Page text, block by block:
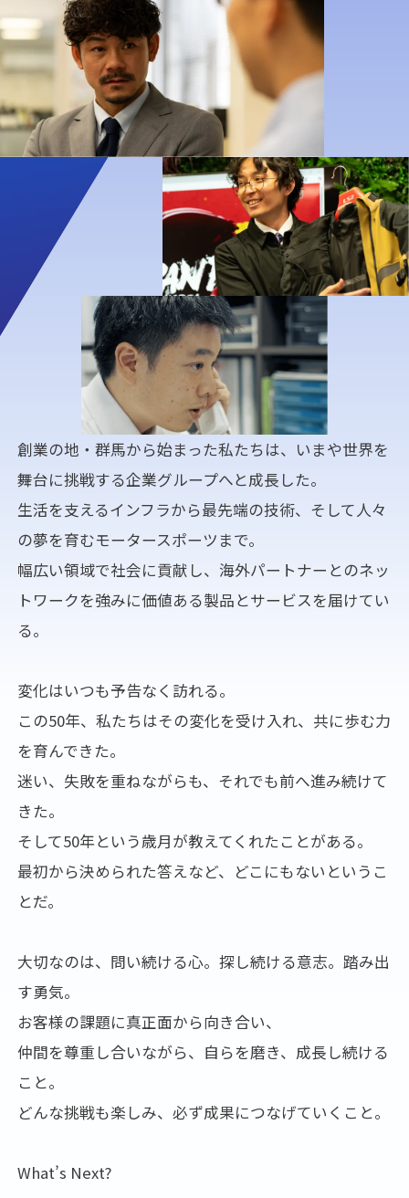
創業の地・群馬から始まった私たちは、 いまや世界を
舞台に挑戦する企業グループへと成長した。
生活を支えるインフラから最先端の技術、 そして人々
の夢を育むモータースポーツまで。
幅広い領域で社会に貢献し、海外パートナーとのネッ
トワークを強みに価値ある製品とサービスを届けてい
る。
変化はいつも予告なく訪れる。
この50年、私たちはその変化を受け入れ、共に歩む力
を育んできた。
迷い、失敗を重ねながらも、それでも前へ進み続けて
きた。
そして50年という歳月が教えてくれたことがある。
最初から決められた答えなど、どこにもないというこ
とだ。
大切なのは、問い続ける心。探し続ける意志。踏み出
す勇気。
お客様の課題に真正面から向き合い、
仲間を尊重し合いながら、自らを磨き、成長し続ける
こと。
どんな挑戦も楽しみ、必ず成果につなげていくこと。
What’s Next?